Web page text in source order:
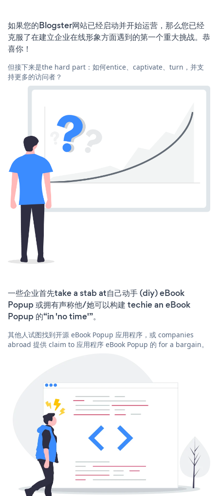
如果您的Blogster网站已经启动并开始运营，那么您已经
克服了在建立企业在线形象方面遇到的第一个重大挑战。恭
喜你！
但接下来是the hard part：如何entice、captivate、turn，并支
持更多的访问者？
一些企业首先take a stab at自己动手 (diy) eBook
Popup 或拥有声称他/她可以构建 techie an eBook
Popup 的“in 'no time'”。
其他人试图找到开源 eBook Popup 应用程序，或 companies
abroad 提供 claim to 应用程序 eBook Popup 的 for a bargain。